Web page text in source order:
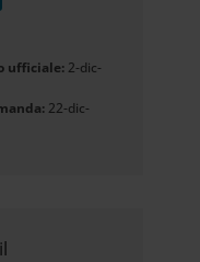
ufficiale: 2-dic-
22-dic-